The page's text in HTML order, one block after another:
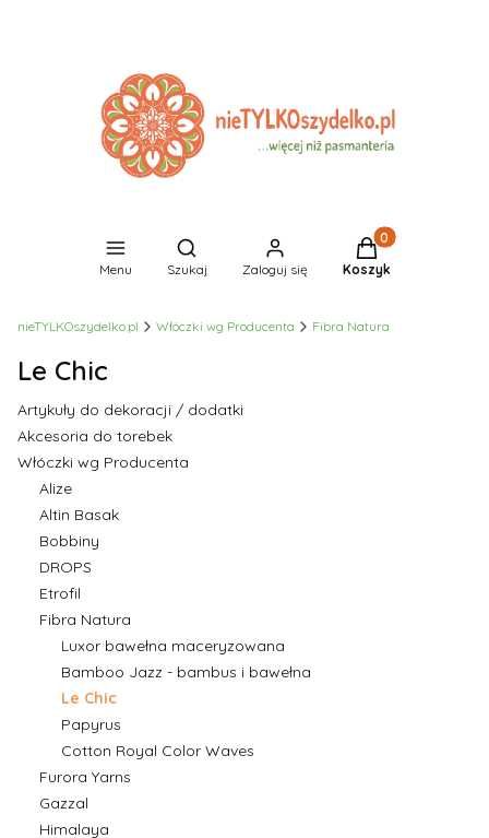
Menu
Otwórz wyszukiwarkę
Szukaj Zaloguj się
Produkty w
Koszyk
nieTYLKOszydelko.pl Włóczki wg Producenta Fibra Natura
Le Chic
Artykuły do dekoracji / dodatki
Akcesoria do torebek
Włóczki wg Producenta
Alize
Altin Basak
Bobbiny
DROPS
Etrofil
Fibra Natura
Luxor bawełna maceryzowana
Bamboo Jazz - bambus i bawełna
Le Chic
Papyrus
Cotton Royal Color Waves
Furora Yarns
Gazzal
Himalaya